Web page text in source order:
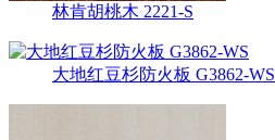
林肯胡桃木 2221-S
大地红豆杉防火板 G3862-WS